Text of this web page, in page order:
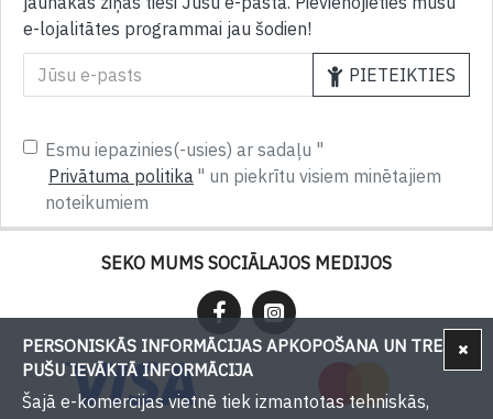
e-lojalitātes programmai jau šodien!
PIETEIKTIES
Esmu iepazinies(-usies) ar sadaļu "
Privātuma politika " un piekrītu visiem minētajiem
noteikumiem
SEKO MUMS SOCIĀLAJOS MEDIJOS
PERSONISKĀS INFORMĀCIJAS APKOPOŠANA UN TREŠU
PUŠU IEVĀKTĀ INFORMĀCIJA
Šajā e-komercijas vietnē tiek izmantotas tehniskās,